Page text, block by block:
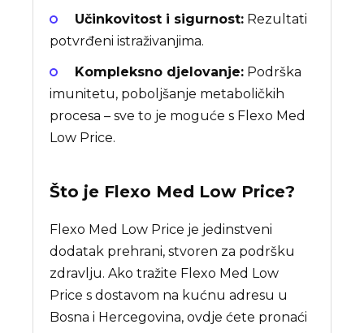
Učinkovitost i sigurnost: Rezultati
potvrđeni istraživanjima.
Kompleksno djelovanje: Podrška
imunitetu, poboljšanje metaboličkih
procesa – sve to je moguće s Flexo Med
Low Price.
Što je Flexo Med Low Price?
Flexo Med Low Price je jedinstveni
dodatak prehrani, stvoren za podršku
zdravlju. Ako tražite Flexo Med Low
Price s dostavom na kućnu adresu u
Bosna i Hercegovina, ovdje ćete pronaći